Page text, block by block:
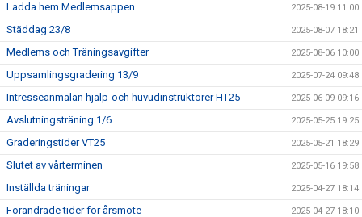
Ladda hem Medlemsappen 2025-08-19 11:00
Städdag 23/8 2025-08-07 18:21
Medlems och Träningsavgifter 2025-08-06 10:00
Uppsamlingsgradering 13/9 2025-07-24 09:48
Intresseanmälan hjälp-och huvudinstruktörer HT25 2025-06-09 09:16
Avslutningsträning 1/6 2025-05-25 19:25
Graderingstider VT25 2025-05-21 18:29
Slutet av vårterminen 2025-05-16 19:58
Inställda träningar 2025-04-27 18:14
Förändrade tider för årsmöte 2025-04-27 18:10